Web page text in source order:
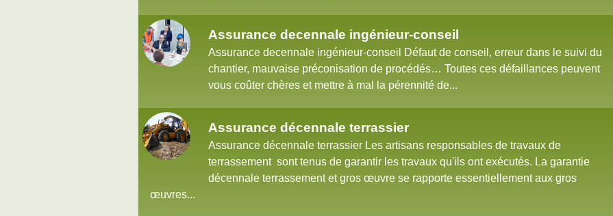
Assurance decennale ingénieur-conseil
Assurance decennale ingénieur-conseil Défaut de conseil, erreur dans le suivi du
chantier, mauvaise préconisation de procédés… Toutes ces défaillances peuvent
vous coûter chères et mettre à mal la pérennité de...
Assurance décennale terrassier
Assurance décennale terrassier Les artisans responsables de travaux de
terrassement sont tenus de garantir les travaux qu'ils ont exécutés. La garantie
décennale terrassement et gros œuvre se rapporte essentiellement aux gros
œuvres...